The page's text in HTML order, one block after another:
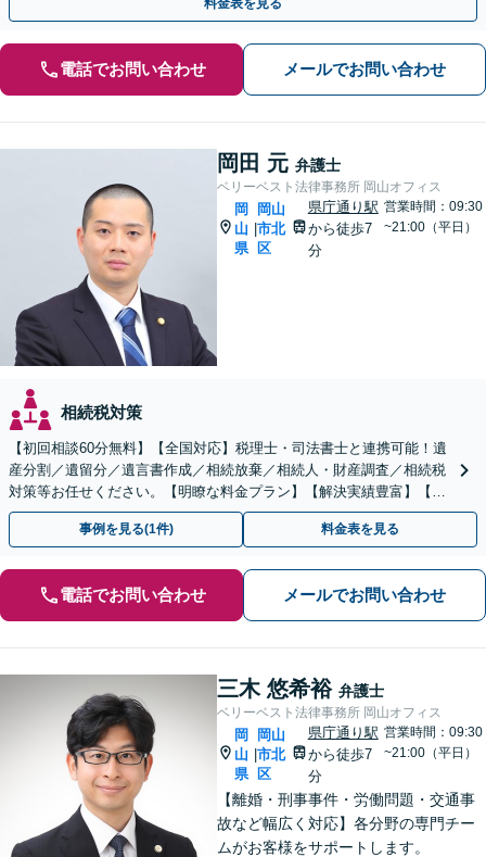
電話でお問い合わせ メールでお問い合わせ
岡田 元 弁護士
ベリーベスト法律事務所 岡山オフィス
岡
山
県
|
岡山
市北
区
県庁通り駅
から徒歩7
分
営業時間：09:30
~21:00（平日）
相続税対策
【初回相談60分無料】【全国対応】税理士・司法書士と連携可能！遺
産分割／遺留分／遺言書作成／相続放棄／相続人・財産調査／相続税
対策等お任せください。【明瞭な料金プラン】【解決実績豊富】【電
話相談可】
事例を見る(1件) 料金表を見る
電話でお問い合わせ メールでお問い合わせ
三木 悠希裕 弁護士
ベリーベスト法律事務所 岡山オフィス
岡
山
県
|
岡山
市北
区
県庁通り駅
から徒歩7
分
営業時間：09:30
~21:00（平日）
【離婚・刑事事件・労働問題・交通事
故など幅広く対応】各分野の専門チー
ムがお客様をサポートします。